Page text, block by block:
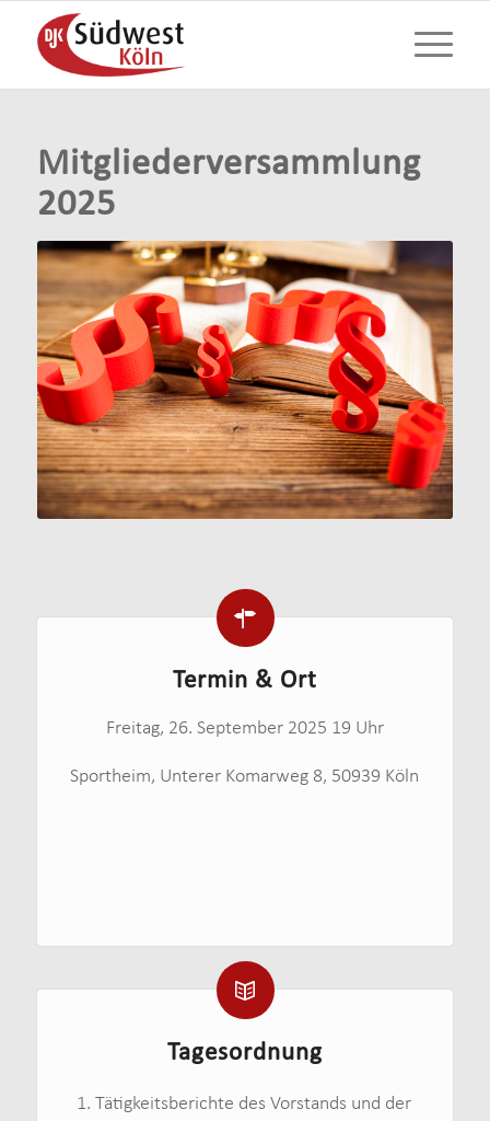
Mitgliederversammlung
2025
Termin & Ort
Freitag, 26. September 2025 19 Uhr
Sportheim, Unterer Komarweg 8, 50939 Köln
Tagesordnung
Tätigkeitsberichte des Vorstands und der